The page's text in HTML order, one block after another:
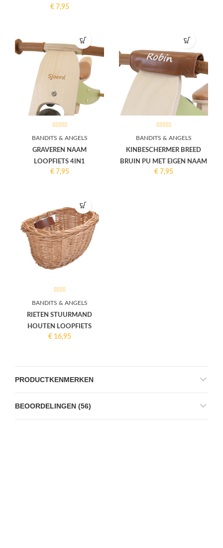
€ 7,95
BANDITS & ANGELS
GRAVEREN NAAM
LOOPFIETS 4IN1
€ 7,95
BANDITS & ANGELS
KINBESCHERMER BREED
BRUIN PU MET EIGEN NAAM
€ 7,95
BANDITS & ANGELS
RIETEN STUURMAND
HOUTEN LOOPFIETS
€ 16,95
PRODUCTKENMERKEN
BEOORDELINGEN (56)